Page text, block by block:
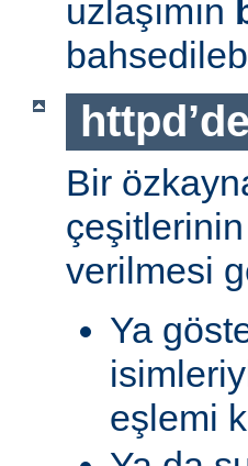
uzlaşımın
Bir
verilmesi
Ya
eşlemi